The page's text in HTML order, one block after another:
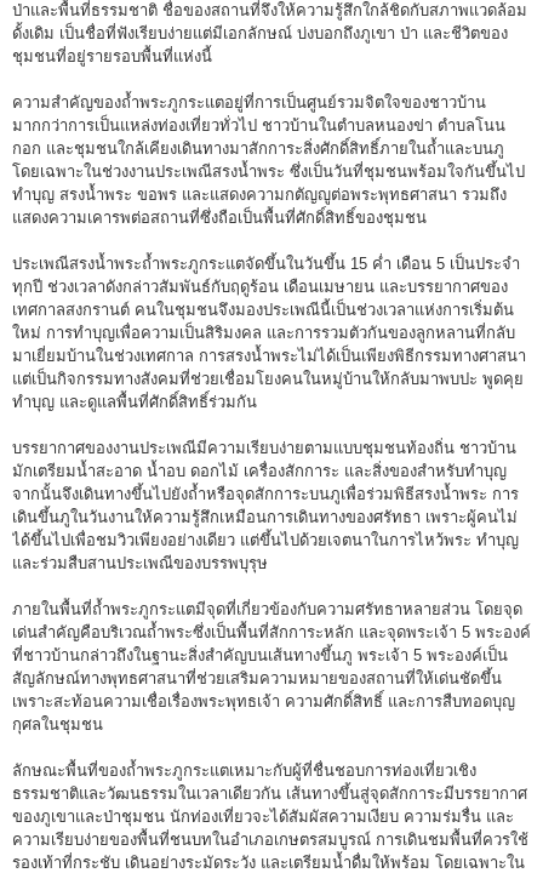
ป่าและพื้นที่ธรรมชาติ ชื่อของสถานที่จึงให้ความรู้สึกใกล้ชิดกับสภาพแวดล้อม
ดั้งเดิม เป็นชื่อที่ฟังเรียบง่ายแต่มีเอกลักษณ์ บ่งบอกถึงภูเขา ป่า และชีวิตของ
ชุมชนที่อยู่รายรอบพื้นที่แห่งนี้
ความสำคัญของถ้ำพระภูกระแตอยู่ที่การเป็นศูนย์รวมจิตใจของชาวบ้าน
มากกว่าการเป็นแหล่งท่องเที่ยวทั่วไป ชาวบ้านในตำบลหนองข่า ตำบลโนน
กอก และชุมชนใกล้เคียงเดินทางมาสักการะสิ่งศักดิ์สิทธิ์ภายในถ้ำและบนภู
โดยเฉพาะในช่วงงานประเพณีสรงน้ำพระ ซึ่งเป็นวันที่ชุมชนพร้อมใจกันขึ้นไป
ทำบุญ สรงน้ำพระ ขอพร และแสดงความกตัญญูต่อพระพุทธศาสนา รวมถึง
แสดงความเคารพต่อสถานที่ซึ่งถือเป็นพื้นที่ศักดิ์สิทธิ์ของชุมชน
ประเพณีสรงน้ำพระถ้ำพระภูกระแตจัดขึ้นในวันขึ้น 15 ค่ำ เดือน 5 เป็นประจำ
ทุกปี ช่วงเวลาดังกล่าวสัมพันธ์กับฤดูร้อน เดือนเมษายน และบรรยากาศของ
เทศกาลสงกรานต์ คนในชุมชนจึงมองประเพณีนี้เป็นช่วงเวลาแห่งการเริ่มต้น
ใหม่ การทำบุญเพื่อความเป็นสิริมงคล และการรวมตัวกันของลูกหลานที่กลับ
มาเยี่ยมบ้านในช่วงเทศกาล การสรงน้ำพระไม่ได้เป็นเพียงพิธีกรรมทางศาสนา
แต่เป็นกิจกรรมทางสังคมที่ช่วยเชื่อมโยงคนในหมู่บ้านให้กลับมาพบปะ พูดคุย
ทำบุญ และดูแลพื้นที่ศักดิ์สิทธิ์ร่วมกัน
บรรยากาศของงานประเพณีมีความเรียบง่ายตามแบบชุมชนท้องถิ่น ชาวบ้าน
มักเตรียมน้ำสะอาด น้ำอบ ดอกไม้ เครื่องสักการะ และสิ่งของสำหรับทำบุญ
จากนั้นจึงเดินทางขึ้นไปยังถ้ำหรือจุดสักการะบนภูเพื่อร่วมพิธีสรงน้ำพระ การ
เดินขึ้นภูในวันงานให้ความรู้สึกเหมือนการเดินทางของศรัทธา เพราะผู้คนไม่
ได้ขึ้นไปเพื่อชมวิวเพียงอย่างเดียว แต่ขึ้นไปด้วยเจตนาในการไหว้พระ ทำบุญ
และร่วมสืบสานประเพณีของบรรพบุรุษ
ภายในพื้นที่ถ้ำพระภูกระแตมีจุดที่เกี่ยวข้องกับความศรัทธาหลายส่วน โดยจุด
เด่นสำคัญคือบริเวณถ้ำพระซึ่งเป็นพื้นที่สักการะหลัก และจุดพระเจ้า 5 พระองค์
ที่ชาวบ้านกล่าวถึงในฐานะสิ่งสำคัญบนเส้นทางขึ้นภู พระเจ้า 5 พระองค์เป็น
สัญลักษณ์ทางพุทธศาสนาที่ช่วยเสริมความหมายของสถานที่ให้เด่นชัดขึ้น
เพราะสะท้อนความเชื่อเรื่องพระพุทธเจ้า ความศักดิ์สิทธิ์ และการสืบทอดบุญ
กุศลในชุมชน
ลักษณะพื้นที่ของถ้ำพระภูกระแตเหมาะกับผู้ที่ชื่นชอบการท่องเที่ยวเชิง
ธรรมชาติและวัฒนธรรมในเวลาเดียวกัน เส้นทางขึ้นสู่จุดสักการะมีบรรยากาศ
ของภูเขาและป่าชุมชน นักท่องเที่ยวจะได้สัมผัสความเงียบ ความร่มรื่น และ
ความเรียบง่ายของพื้นที่ชนบทในอำเภอเกษตรสมบูรณ์ การเดินชมพื้นที่ควรใช้
รองเท้าที่กระชับ เดินอย่างระมัดระวัง และเตรียมน้ำดื่มให้พร้อม โดยเฉพาะใน